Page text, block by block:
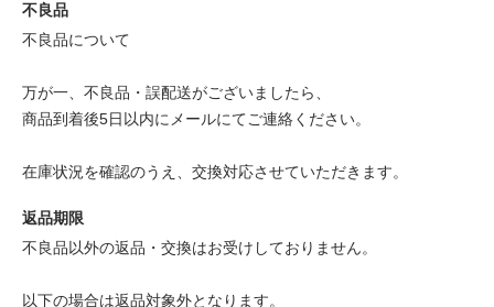
不良品
不良品について
万が一、不良品・誤配送がございましたら、
商品到着後5日以内にメールにてご連絡ください。
在庫状況を確認のうえ、交換対応させていただきます。
返品期限
不良品以外の返品・交換はお受けしておりません。
以下の場合は返品対象外となります。